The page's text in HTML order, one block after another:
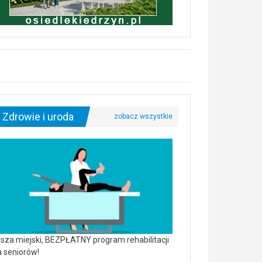
Zdrowie i uroda
miejski, BEZPŁATNY program rehabilitacji
seniorów!